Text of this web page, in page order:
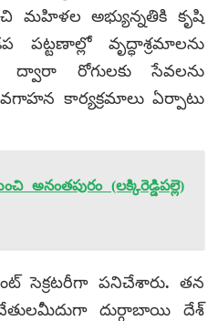
అభ్యున్నతికి కృషి
పట్టణాల్లో వృద్ధాశ్రమాలను
ద్వారా రోగులకు సేవలను
కార్యక్రమాలు ఏర్పాటు
అనంతపురం (లక్కిరెడ్డిపల్లె)
సెక్రటరీగా పనిచేశారు. తన
దుర్గాబాయి దేశ్‌